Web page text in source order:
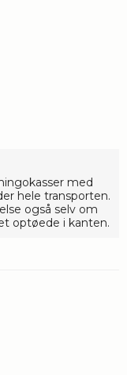
med
hele transporten.
også selv om
optøede i kanten.